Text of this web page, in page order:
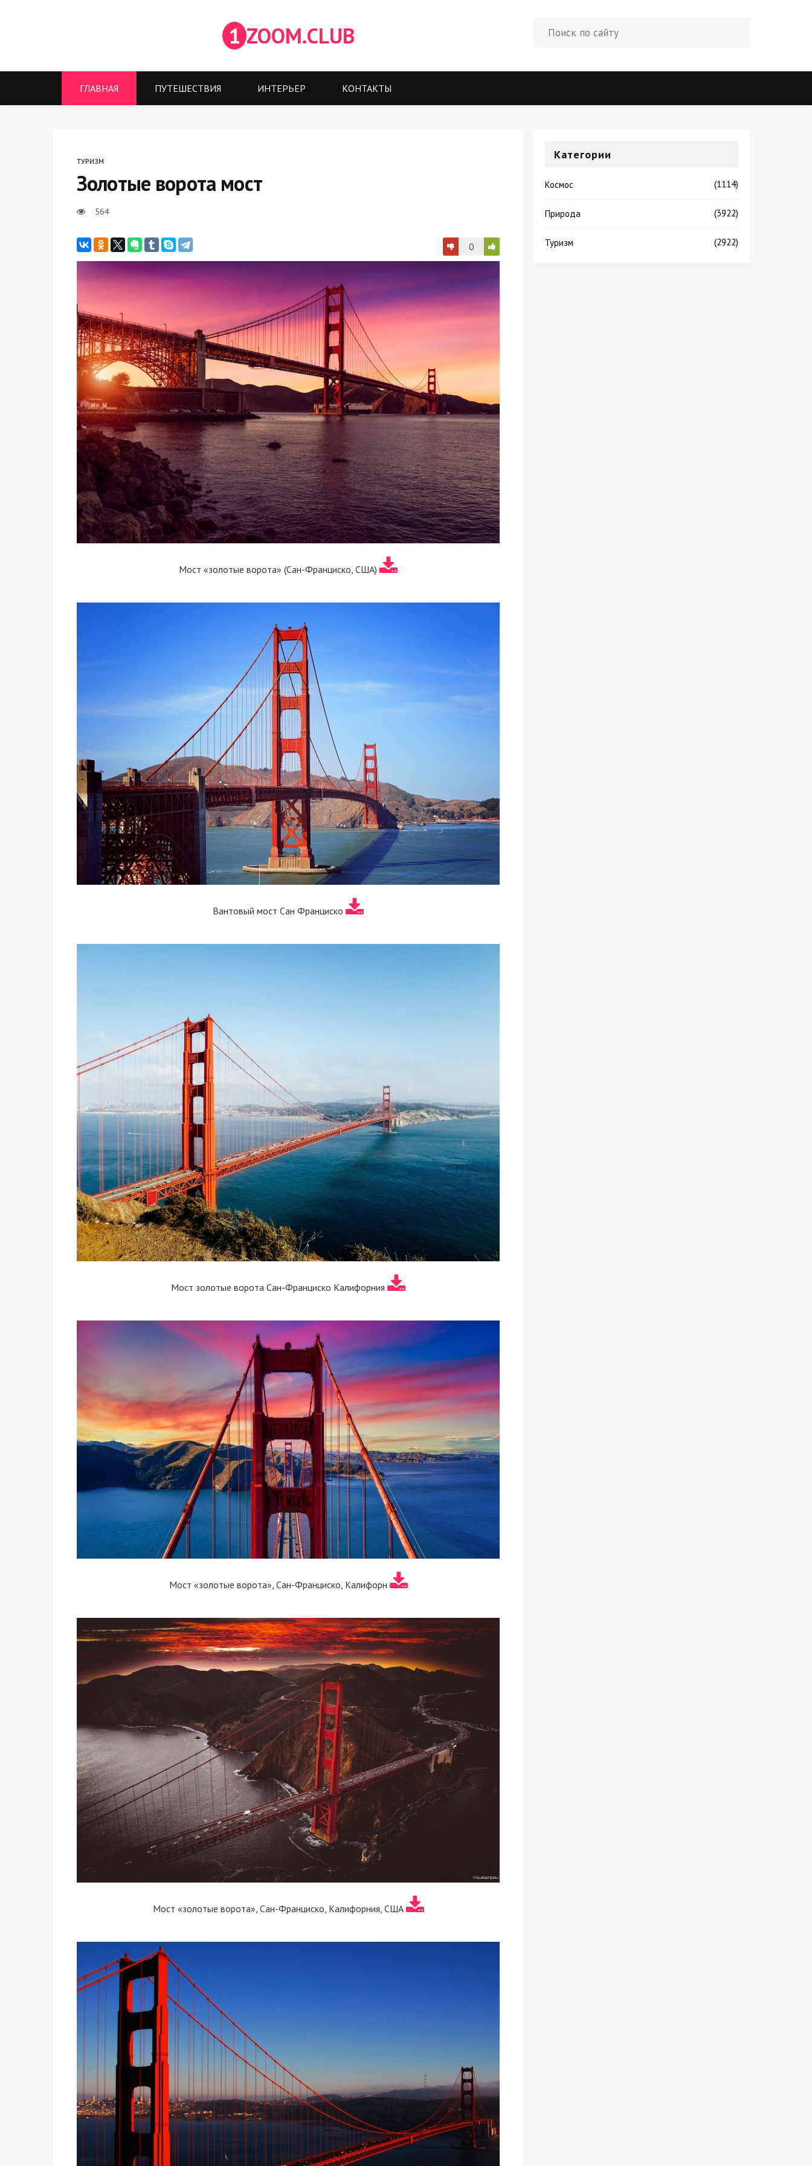
1 ZOOM.CLUB
ГЛАВНАЯ ПУТЕШЕСТВИЯ ИНТЕРЬЕР КОНТАКТЫ
ТУРИЗМ
Золотые ворота мост
564
0
Мост «золотые ворота» (Сан-Франциско, США)
Вантовый мост Сан Франциско
Мост золотые ворота Сан-Франциско Калифорния
Мост «золотые ворота», Сан-Франциско, Калифорн
Мост «золотые ворота», Сан-Франциско, Калифорния, США
Категории
Космос (1114)
Природа (3922)
Туризм (2922)